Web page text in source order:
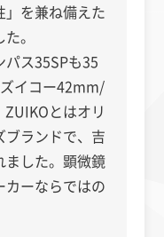
」を兼ね備えた
。
ス35SPも35
イコー42mm/
とはオリ
ブランドで、吉
ました。顕微鏡
ーならではの